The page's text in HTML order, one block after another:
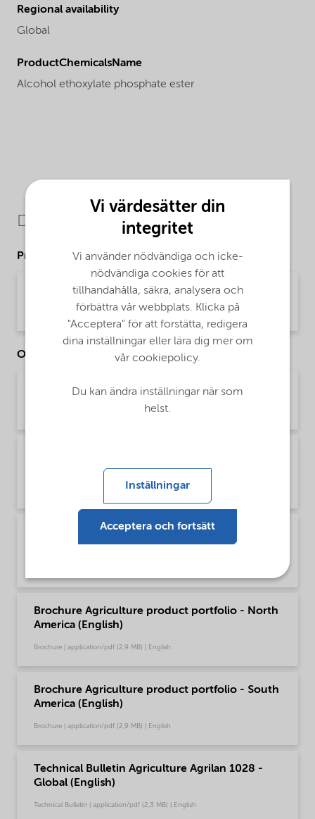
Regional availability
Global
ProductChemicalsName
Alcohol ethoxylate phosphate ester
Downloads
Product Data Sheets
PDS Agrilan 1028 (English)
Product Data Sheet | application/pdf (34,1 KB) | English
Other Documents
Article - Agropages - Agrilan 1028
Papers and articles | application/pdf (15,2 MB) | English
Brochure | application/pdf (4,6 MB) | English
Brochure Agriculture product portfolio -
Europe (English)
Brochure Agriculture product portfolio - North
America (English)
Brochure | application/pdf (2,9 MB) | English
Brochure Agriculture product portfolio - South
America (English)
Brochure | application/pdf (2,9 MB) | English
Technical Bulletin Agriculture Agrilan 1028 -
Global (English)
Technical Bulletin | application/pdf (2,3 MB) | English
Vi värdesätter din
integritet
Vi använder nödvändiga och icke-
nödvändiga cookies för att
tillhandahålla, säkra, analysera och
förbättra vår webbplats. Klicka på
"Acceptera" för att forstätta, redigera
dina inställningar eller lära dig mer om
vår cookiepolicy.
Du kan ändra inställningar när som
helst.
Inställningar
Acceptera och fortsätt